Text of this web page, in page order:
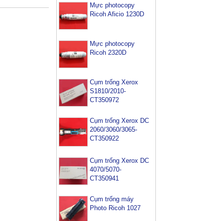
Mực photocopy
Ricoh Aficio 1230D
Mực photocopy
Ricoh 2320D
Cụm trống Xerox
S1810/2010-
CT350972
Cụm trống Xerox DC
2060/3060/3065-
CT350922
Cụm trống Xerox DC
4070/5070-
CT350941
Cụm trống máy
Photo Ricoh 1027